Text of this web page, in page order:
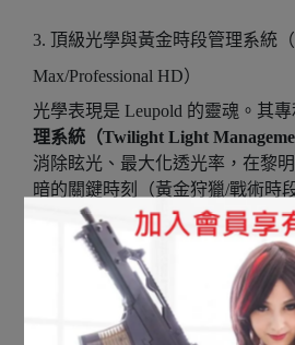
3. 頂級光學與黃金時段管理系統
Max/Professional HD）
光學表現是 Leupold 的靈魂。其專
理系統（Twilight Light
消除眩光、最大化透光率，在黎
暗的關鍵時刻（黃金狩獵/戰術時
倫比的清晰度與高對比度畫面。
Leupold